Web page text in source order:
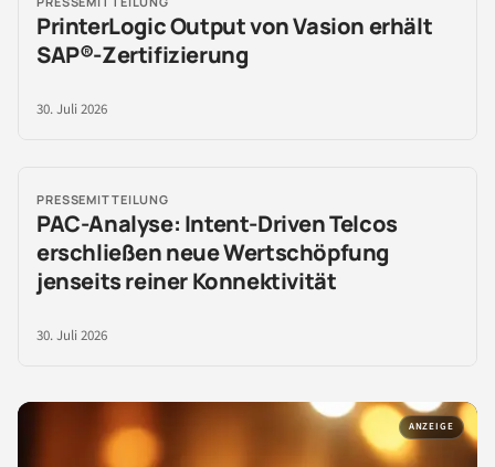
PrinterLogic Output von Vasion erhält
SAP®-Zertifizierung
30. Juli 2026
PRESSEMITTEILUNG
PAC-Analyse: Intent-Driven Telcos
erschließen neue Wertschöpfung
jenseits reiner Konnektivität
30. Juli 2026
ANZEIGE